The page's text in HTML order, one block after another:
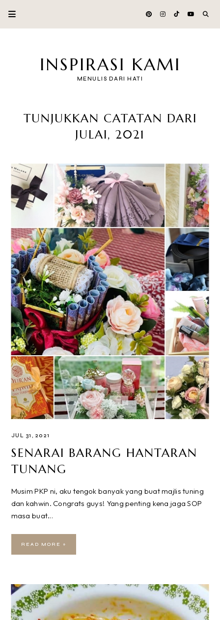
INSPIRASI KAMI
MENULIS DARI HATI
TUNJUKKAN CATATAN DARI
JULAI, 2021
JUL 31, 2021
SENARAI BARANG HANTARAN
TUNANG
Musim PKP ni, aku tengok banyak yang buat majlis tuning
dan kahwin. Congrats guys! Yang penting kena jaga SOP
masa buat…
READ MORE »